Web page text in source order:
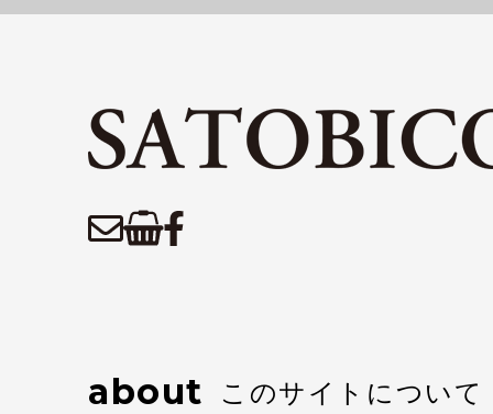
about このサイトについて